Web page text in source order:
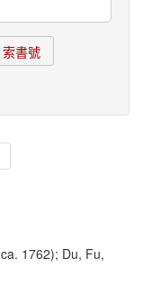
索書號
1762); Du, Fu,